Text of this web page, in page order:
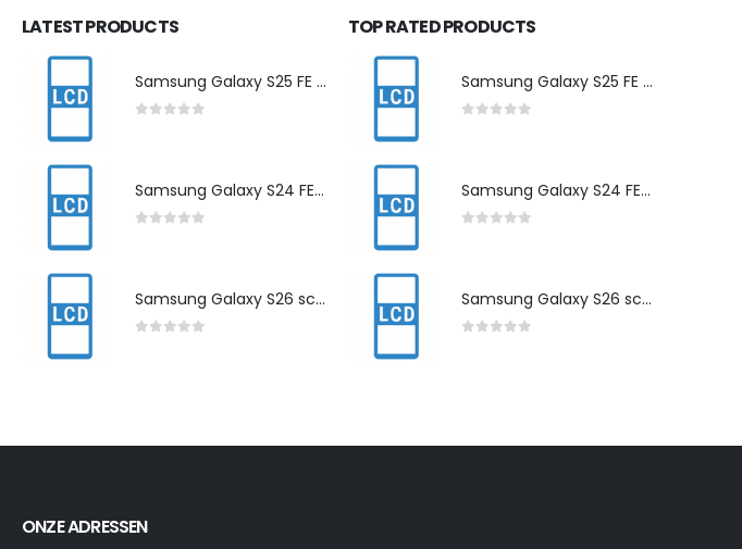
LATEST PRODUCTS
Samsung Galaxy S25 FE scherm herstelling
Samsung Galaxy S24 FE scherm herstelling
Samsung Galaxy S26 scherm herstelling
TOP RATED PRODUCTS
Samsung Galaxy S25 FE scherm herstelling
Samsung Galaxy S24 FE scherm herstelling
Samsung Galaxy S26 scherm herstelling
ONZE ADRESSEN